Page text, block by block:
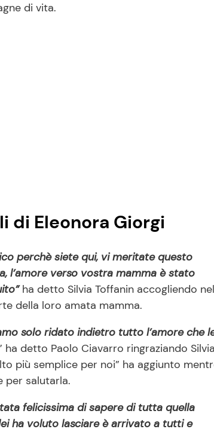
di vita.
di Eleonora Giorgi
perchè siete qui, vi meritate questo
l’amore verso vostra mamma è stato
ha detto Silvia Toffanin accogliendo nel
della loro amata mamma.
solo ridato indietro tutto l’amore che
ha detto Paolo Ciavarro ringraziando Silvia
più semplice per noi” ha aggiunto
per salutarla.
felicissima di sapere di tutta quella
ha voluto lasciare è arrivato a tutti e